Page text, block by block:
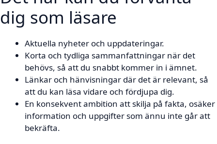
dig som läsare
Aktuella nyheter och uppdateringar.
Korta och tydliga sammanfattningar när det
behövs, så att du snabbt kommer in i ämnet.
Länkar och hänvisningar där det är relevant, så
att du kan läsa vidare och fördjupa dig.
En konsekvent ambition att skilja på fakta, osäker
information och uppgifter som ännu inte går att
bekräfta.